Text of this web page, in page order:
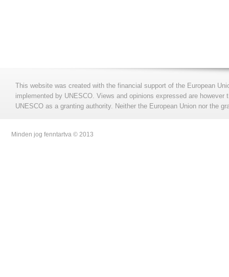
This website was created with the financial support of the European
implemented by UNESCO. Views and opinions expressed are
UNESCO as a granting authority. Neither the European Union nor the
Minden jog fenntartva © 2013